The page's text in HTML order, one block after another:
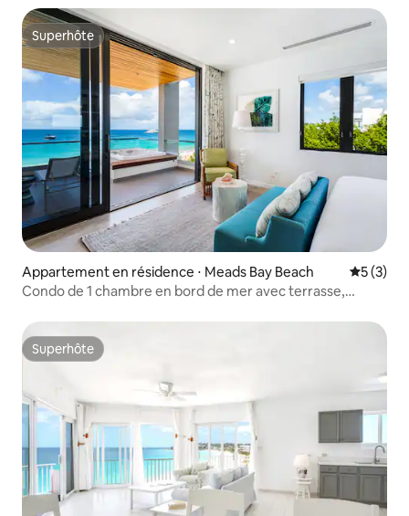
Superhôte
Superhôte
Appartement en résidence ⋅ Meads Bay Beach
5 (3)
Condo de 1 chambre en bord de mer avec terrasse,
Superhôte
Superhôte